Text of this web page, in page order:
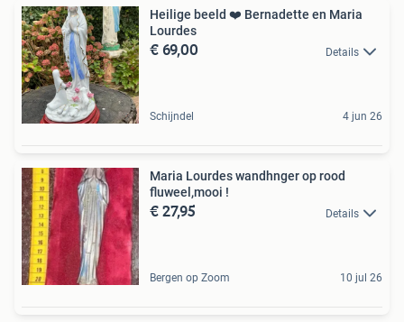
Heilige beeld ❤️ Bernadette en Maria
Lourdes
€ 69,00 Details
Schijndel 4 jun 26
Maria Lourdes wandhnger op rood
fluweel,mooi !
€ 27,95 Details
Bergen op Zoom 10 jul 26